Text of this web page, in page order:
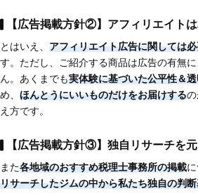
【広告掲載方針②】アフィリエイトは
とはいえ、 アフィリエイト広告に関しては
す。ただし、ご紹介する商品は広告の有無
ん。あくまでも実体験に基づいた公平性＆
め、 ほんとうにいいものだけをお届けする
え方です。
【広告掲載方針③】独自リサーチを
また各地域のおすすめ税理士事務所の掲載
リサーチしたジムの中から私たち独自の判